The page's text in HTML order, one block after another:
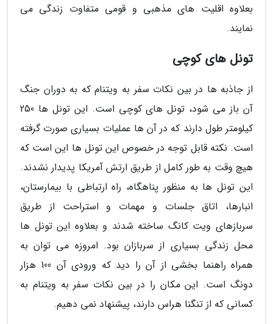
بعلاوه اقلیت های مذهبی و قومی متفاوت زندگی می
نمایند.
تونل های کوچی
از جاذبه ها در بین نکات سفر به ویتنام که به دوران جنگ
آن باز می شود، تونل های کوچی است. این تونل ها 250
کیلومتر طول دارند که در آن ها عملیات بسیاری صورت گرفته
است. نکته قابل توجه در خصوص این تونل ها این است که
هیچ وقت به طور کامل از طریق ارتش آمریکا پدیدار نشدند.
این تونل ها به منظور پناهگاه، راه ارتباطی با بیمارستان،
انبارها، اتاق جلسات و مهمات و استراحت از طریق
سربازهای ویت کانگ ساخته شدند و بعلاوه این تونل ها
محل زندگی بسیاری از سربازان بود. امروزه می توان به
همراه راهنما بخشی از آن را دید که ورودی آن 100 هزار
دونگ است. این مکان را در بین نکات سفر به ویتنام به
کسانی که از تنگنا هراس دارند، پیشنهاد نمی دهیم.